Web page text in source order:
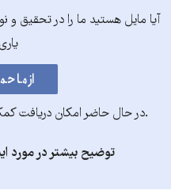
آیا مایل هستید ما را در تحقیق و
.در حال حاضر امکان دریافت
توضیح بیشتر در مورد